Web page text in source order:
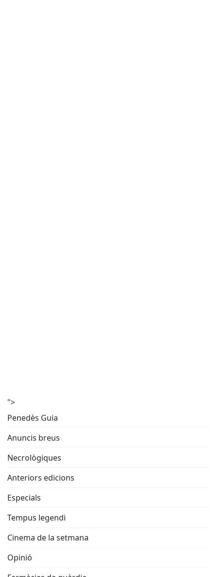
">
Penedès Guia
Anuncis breus
Necrològiques
Anteriors edicions
Especials
Tempus legendi
Cinema de la setmana
Opinió